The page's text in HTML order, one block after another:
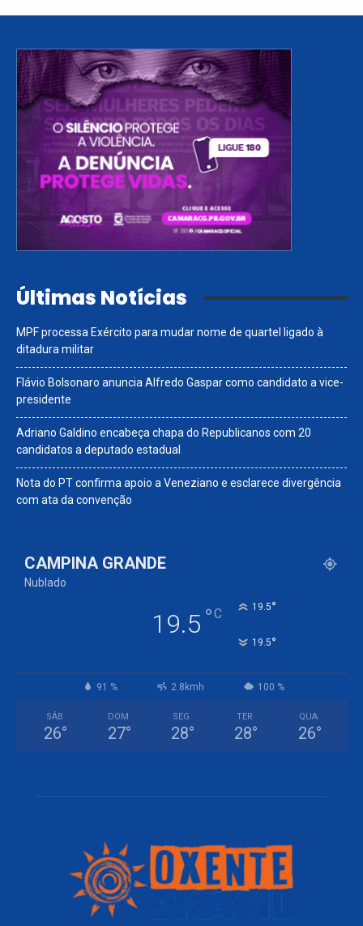
Últimas Notícias
MPF processa Exército para mudar nome de quartel ligado à
ditadura militar
Flávio Bolsonaro anuncia Alfredo Gaspar como candidato a vice-
presidente
Adriano Galdino encabeça chapa do Republicanos com 20
candidatos a deputado estadual
Nota do PT confirma apoio a Veneziano e esclarece divergência
com ata da convenção
CAMPINA GRANDE
Nublado
19.5 °C 19.5°
19.5°
91 % 2.8kmh 100 %
SÁB
26°
DOM
27°
SEG
28°
TER
28°
QUA
26°